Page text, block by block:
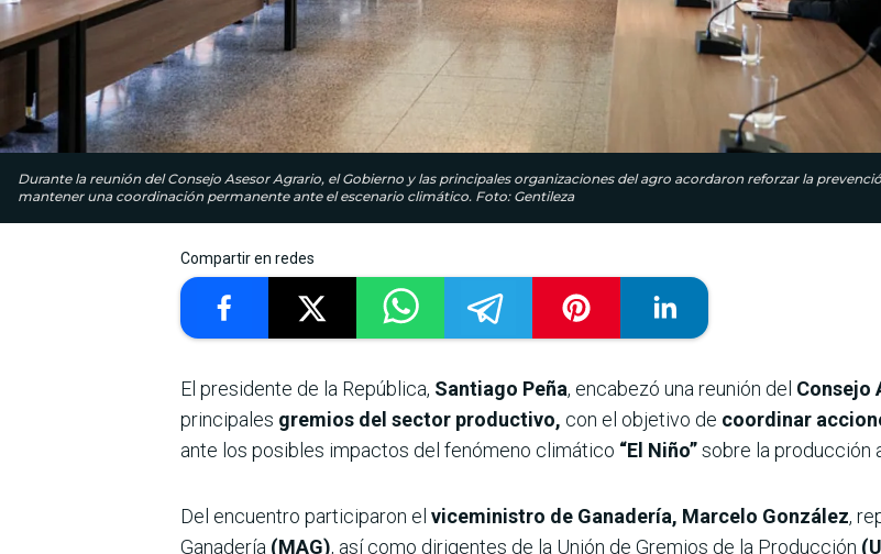
Durante la reunión del Consejo Asesor Agrario, el Gobierno y las principales organizaciones del agro acordaron reforzar la
mantener una coordinación permanente ante el escenario climático. Foto: Gentileza
Compartir en redes
El presidente de la República, Santiago Peña, encabezó una reunión del Consejo
principales gremios del sector productivo, con el objetivo de coordinar
ante los posibles impactos del fenómeno climático “El Niño”sobre la producción
Del encuentro participaron el viceministro de Ganadería, Marcelo González,
Ganadería (MAG), así como dirigentes de la Unión de Gremios de la Producción